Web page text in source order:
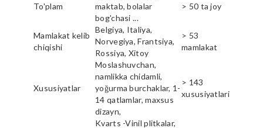
To'plam
maktab, bolalar
bog'chasi ...
> 50 ta joy
Mamlakat kelib
chiqishi
Belgiya, Italiya,
Norvegiya, Frantsiya,
Rossiya, Xitoy
> 53
mamlakat
Xususiyatlar
Moslashuvchan,
namlikka chidamli,
yoğurma burchaklar, 1-
14 qatlamlar, maxsus
dizayn,
> 143
xususiyatlari
Kvarts -Vinil plitkalar,